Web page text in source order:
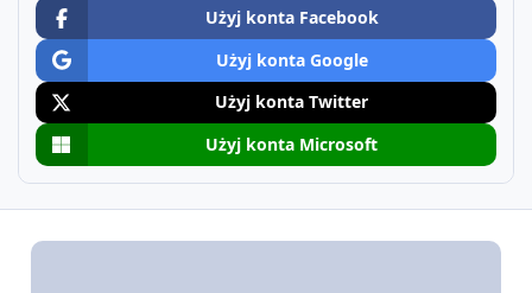
Użyj konta Facebook
Użyj konta Google
Użyj konta Twitter
Użyj konta Microsoft